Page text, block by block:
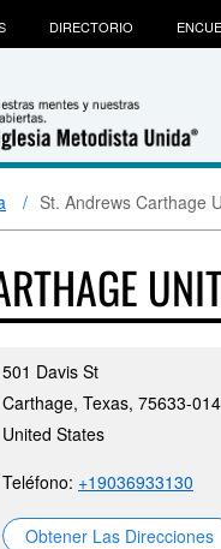
DIRECTORIO
St. Andrews Carthage
501 Davis St
Carthage, Texas, 75633-
United States
Teléfono: +19036933130
Obtener Las Direcciones